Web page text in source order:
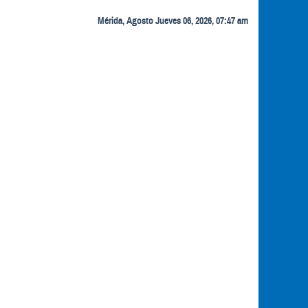
Mérida, Agosto Jueves 06, 2026, 07:47 am